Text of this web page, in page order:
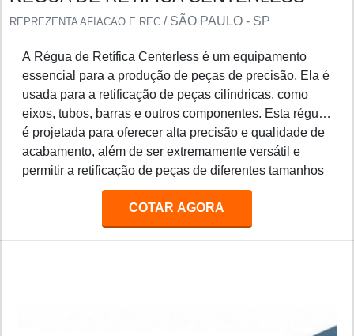
REPREZENTA AFIACAO E REC / SÃO PAULO - SP
A Régua de Retífica Centerless é um equipamento
essencial para a produção de peças de precisão. Ela é
usada para a retificação de peças cilíndricas, como
eixos, tubos, barras e outros componentes. Esta régua
é projetada para oferecer alta precisão e qualidade de
acabamento, além de ser extremamente versátil e
permitir a retificação de peças de diferentes tamanhos
e formas. A Régua de Retífica Centerless é ideal para
uso em indústrias de manufatura, como metalurgia,
automotiva, aeroespacial e outras.
COTAR AGORA